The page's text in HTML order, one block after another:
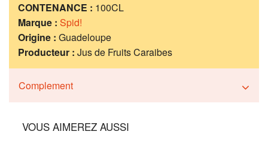
CONTENANCE : 100CL
Marque : Spid!
Origine : Guadeloupe
Producteur : Jus de Fruits Caraibes
Complement
VOUS AIMEREZ AUSSI